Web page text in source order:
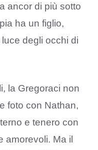
ancor di più sotto
ha un figlio,
degli occhi di
la Gregoraci non
foto con Nathan,
e tenero con
amorevoli. Ma il